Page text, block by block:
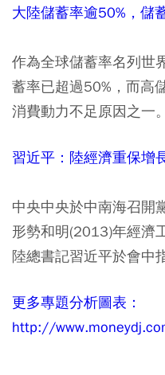
大陸儲蓄率逾50%，儲
作為全球儲蓄率名列世
蓄率已超過50%，而高
消費動力不足原因之一
習近平：陸經濟重保增
中央中央於中南海召開
形勢和明(2013)年經濟
陸總書記習近平於會中
更多專題分析圖表：
http://